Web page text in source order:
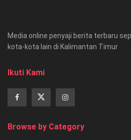
Media online penyaji berita terbaru
kota-kota lain di Kalimantan Timur
Ikuti Kami
Browse by Category